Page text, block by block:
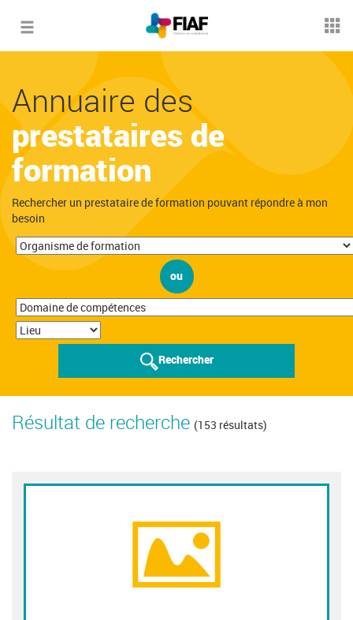
Toggle
Annuaire des
prestataires de
formation
Rechercher un prestataire de formation pouvant répondre à mon
besoin
ou
Rechercher
Résultat de recherche (153 résultats)